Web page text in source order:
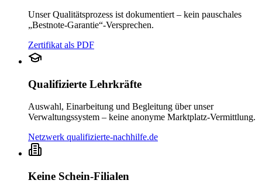
Unser Qualitätsprozess ist dokumentiert – kein pauschales
„Bestnote-Garantie“-Versprechen.
Zertifikat als PDF
Qualifizierte Lehrkräfte
Auswahl, Einarbeitung und Begleitung über unser
Verwaltungssystem – keine anonyme Marktplatz-Vermittlung.
Netzwerk qualifizierte-nachhilfe.de
Keine Schein-Filialen